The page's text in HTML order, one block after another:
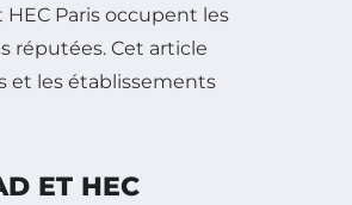
HEC Paris occupent les
réputées. Cet article
et les établissements
ET HEC